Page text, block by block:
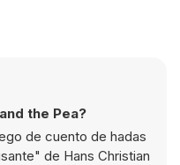
the Pea?
de cuento de hadas
de Hans Christian